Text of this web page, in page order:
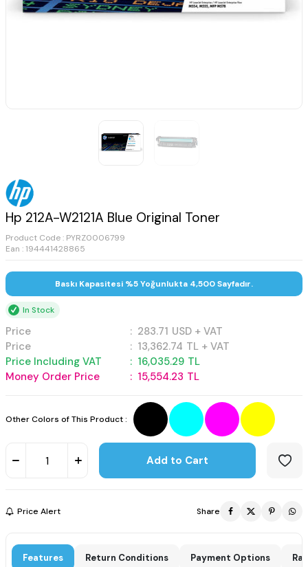
Hp 212A-W2121A Blue Original Toner
Product Code : PYRZ0006799
Ean : 194441428865
Baskı Kapasitesi %5 Yoğunlukta 4,500 Sayfadır.
In Stock
Price : 283.71 USD + VAT
Price
: 13,362.74 TL + VAT
Price Including VAT
: 16,035.29 TL
Money Order Price
: 15,554.23 TL
Other Colors of This Product :
Add to Cart
Price Alert Share
Features Return Conditions Payment Options